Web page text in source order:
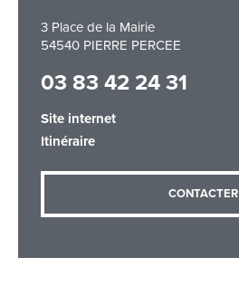
3 Place de la Mairie
54540 PIERRE PERCEE
03 83 42 24 31
Site internet
Itinéraire
CONTACTER